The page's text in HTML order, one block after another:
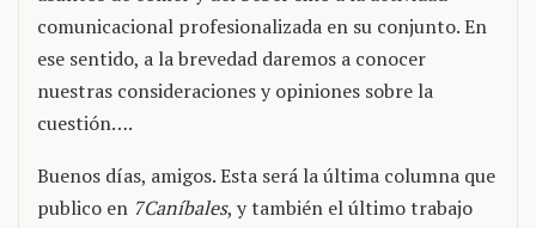
comunicacional profesionalizada en su conjunto. En
ese sentido, a la brevedad daremos a conocer
nuestras consideraciones y opiniones sobre la
cuestión….
Buenos días, amigos. Esta será la última columna que
publico en 7Caníbales, y también el último trabajo